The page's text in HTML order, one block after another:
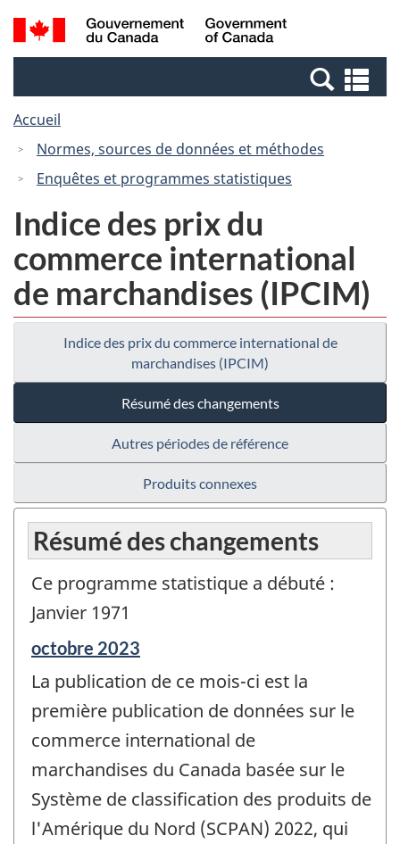
Passer
au
Passer
à
Canada
Recherche
et
et
Accueil
Normes, sources de données et méthodes
Enquêtes et programmes statistiques
Indice des prix du
commerce international
de marchandises (IPCIM)
Indice des prix du commerce international de
marchandises (IPCIM)
Résumé des changements
Autres périodes de référence
Produits connexes
Résumé des changements
Ce programme statistique a débuté :
Janvier 1971
Période
référence
de
changement
-
octobre 2023
La publication de ce mois-ci est la
première publication de données sur le
commerce international de
marchandises du Canada basée sur le
Système de classification des produits de
l'Amérique du Nord (SCPAN) 2022, qui